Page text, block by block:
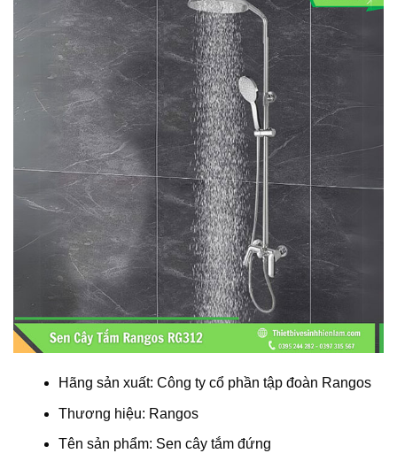
Hãng sản xuất: Công ty cổ phần tập đoàn Rangos
Thương hiệu: Rangos
Tên sản phẩm: Sen cây tắm đứng